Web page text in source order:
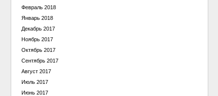
Февраль 2018
Январь 2018
Декабрь 2017
Ноябрь 2017
Октябрь 2017
Сентябрь 2017
Август 2017
Июль 2017
Июнь 2017